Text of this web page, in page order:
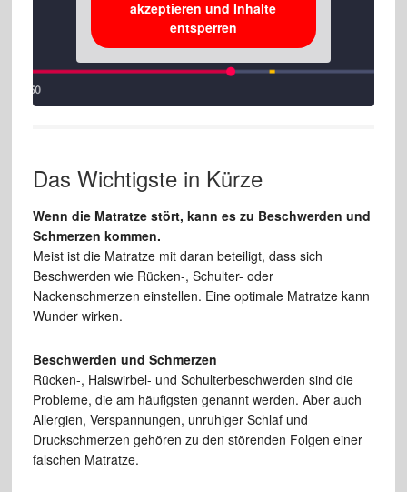
akzeptieren und Inhalte
entsperren
Das Wichtigste in Kürze
Wenn die Matratze stört, kann es zu Beschwerden und
Schmerzen kommen.
Meist ist die Matratze mit daran beteiligt, dass sich
Beschwerden wie Rücken-, Schulter- oder
Nackenschmerzen einstellen. Eine optimale Matratze kann
Wunder wirken.
Beschwerden und Schmerzen
Rücken-, Halswirbel- und Schulterbeschwerden sind die
Probleme, die am häufigsten genannt werden. Aber auch
Allergien, Verspannungen, unruhiger Schlaf und
Druckschmerzen gehören zu den störenden Folgen einer
falschen Matratze.